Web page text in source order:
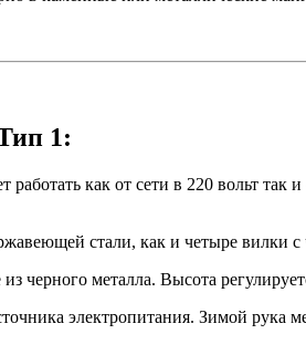
1:
как от сети в 220 вольт так
стали, как и четыре вилки с
черного металла. Высота
электропитания. Зимой рука